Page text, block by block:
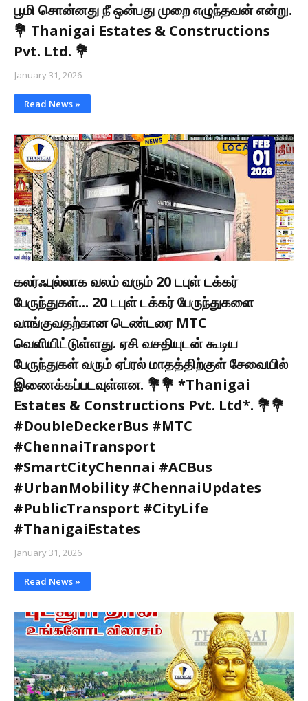
பூமி சொன்னது நீ ஒன்பது முறை எழுந்தவன் என்று.
💐 Thanigai Estates & Constructions
Pvt. Ltd. 💐
January 31, 2026
Read News »
கலர்ஃபுல்லாக வலம் வரும் 20 டபுள் டக்கர்
பேருந்துகள்... 20 டபுள் டக்கர் பேருந்துகளை
வாங்குவதற்கான டெண்டரை MTC
வெளியிட்டுள்ளது. ஏசி வசதியுடன் கூடிய
பேருந்துகள் வரும் ஏப்ரல் மாதத்திற்குள் சேவையில்
இணைக்கப்படவுள்ளன. 💐💐 *Thanigai
Estates & Constructions Pvt. Ltd*. 💐💐
#DoubleDeckerBus #MTC
#ChennaiTransport
#SmartCityChennai #ACBus
#UrbanMobility #ChennaiUpdates
#PublicTransport #CityLife
#ThanigaiEstates
January 31, 2026
Read News »